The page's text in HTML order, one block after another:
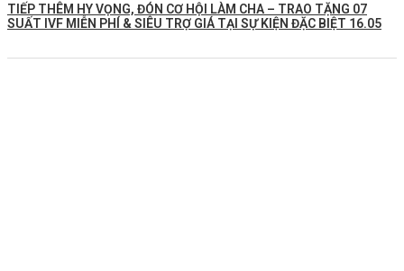
TIẾP THÊM HY VỌNG, ĐÓN CƠ HỘI LÀM CHA – TRAO TẶNG 07
SUẤT IVF MIỄN PHÍ & SIÊU TRỢ GIÁ TẠI SỰ KIỆN ĐẶC BIỆT 16.05